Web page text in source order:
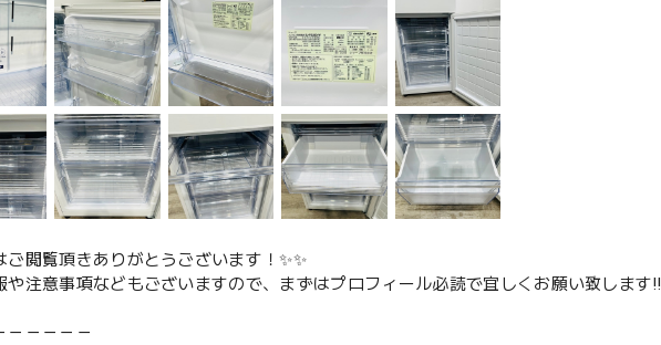
ご閲覧頂きありがとうございます！✨✨
や注意事項などもございますので、まずはプロフィール必読で宜しくお願い致します‼️
－－－－－